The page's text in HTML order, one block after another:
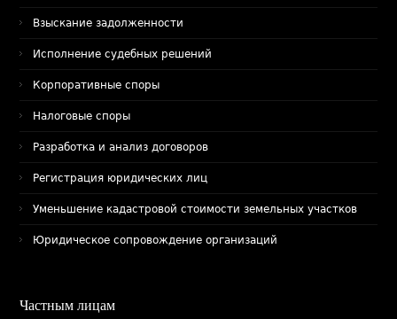
Взыскание задолженности
Исполнение судебных решений
Корпоративные споры
Налоговые споры
Разработка и анализ договоров
Регистрация юридических лиц
Уменьшение кадастровой стоимости земельных участков
Юридическое сопровождение организаций
Частным лицам